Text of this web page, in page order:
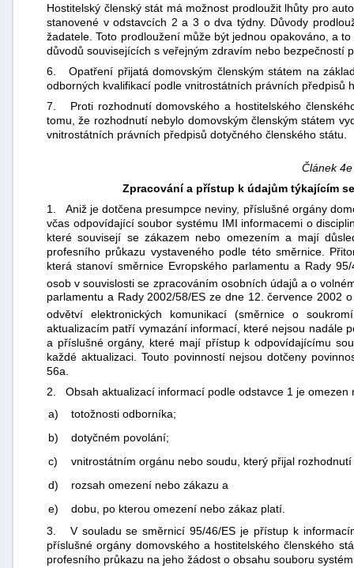
Hostitelský členský stát má možnost prodloužit lhůty pro
stanovené v odstavcích 2 a 3 o dva týdny. Důvody
žadatele. Toto prodloužení může být jednou opakováno, a
důvodů souvisejících s veřejným zdravím nebo bezpečností
6. Opatření přijatá domovským členským státem na
odborných kvalifikací podle vnitrostátních právních předpisů
7. Proti rozhodnutí domovského a hostitelského
tomu, že rozhodnutí nebylo domovským členským státem
vnitrostátních právních předpisů dotyčného členského státu.
Článek 4e
Zpracování a přístup k údajům týkajícím
1. Aniž je dotčena presumpce neviny, příslušné orgány
včas odpovídající soubor systému IMI informacemi o
které souvisejí se zákazem nebo omezením a mají
profesního průkazu vystaveného podle této směrnice.
která stanoví směrnice Evropského parlamentu a Rady
osob v souvislosti se zpracováním osobních údajů a o
parlamentu a Rady 2002/58/ES ze dne 12. července 2002
odvětví elektronických komunikací (směrnice o
aktualizacím patří vymazání informací, které nejsou nadále
a příslušné orgány, které mají přístup k odpovídajícímu
každé aktualizaci. Touto povinností nejsou dotčeny
56a.
2. Obsah aktualizací informací podle odstavce 1 je omezen
a)
totožnosti odborníka;
b)
dotyčném povolání;
c)
vnitrostátním orgánu nebo soudu, který přijal
d)
rozsah omezení nebo zákazu a
e)
dobu, po kterou omezení nebo zákaz platí.
3. V souladu se směrnicí 95/46/ES je přístup k
příslušné orgány domovského a hostitelského členského
profesního průkazu na jeho žádost o obsahu souboru